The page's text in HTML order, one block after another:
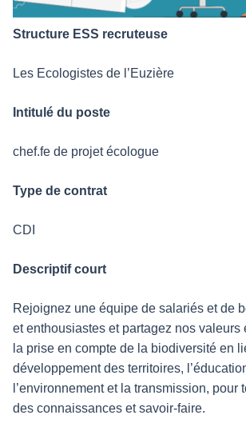
Structure ESS recruteuse
Les Ecologistes de l’Euzière
Intitulé du poste
chef.fe de projet écologue
Type de contrat
CDI
Descriptif court
Rejoignez une équipe de salariés et de
et enthousiastes et partagez nos valeurs
la prise en compte de la biodiversité en
développement des territoires,
l’environnement et la transmission, pour
des connaissances et savoir-faire.